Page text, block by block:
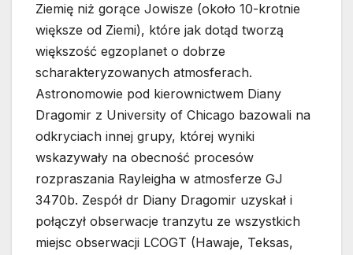
Ziemię niż gorące Jowisze (około 10-krotnie
większe od Ziemi), które jak dotąd tworzą
większość egzoplanet o dobrze
scharakteryzowanych atmosferach.
Astronomowie pod kierownictwem Diany
Dragomir z University of Chicago bazowali na
odkryciach innej grupy, której wyniki
wskazywały na obecność procesów
rozpraszania Rayleigha w atmosferze GJ
3470b. Zespół dr Diany Dragomir uzyskał i
połączył obserwacje tranzytu ze wszystkich
miejsc obserwacji LCOGT (Hawaje, Teksas,